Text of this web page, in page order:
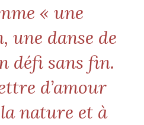
« une
une danse de
défi sans fin.
d’amour
nature et à